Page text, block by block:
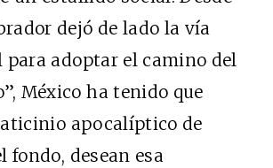
dejó de lado la vía
adoptar el camino del
México ha tenido que
apocalíptico de
fondo, desean esa